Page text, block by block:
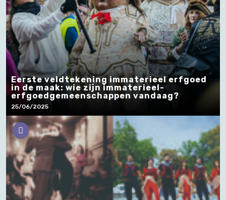
Eerste veldtekening immaterieel erfgoed
in de maak: wie zijn immaterieel-
erfgoedgemeenschappen vandaag?
25/06/2025